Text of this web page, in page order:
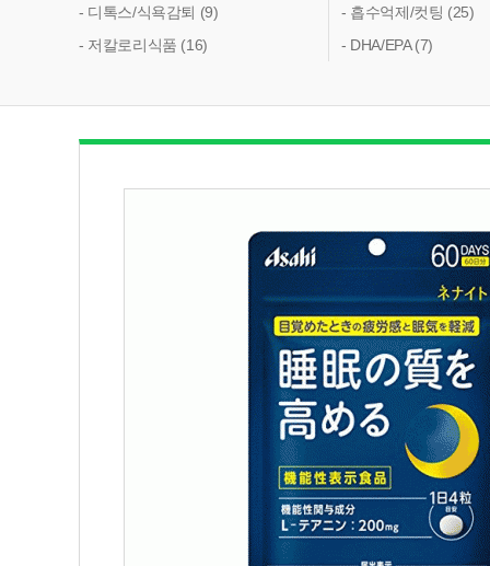
- 디톡스/식욕감퇴 (9)
- 흡수억제/컷팅 (25)
- 저칼로리식품 (16)
- DHA/EPA (7)